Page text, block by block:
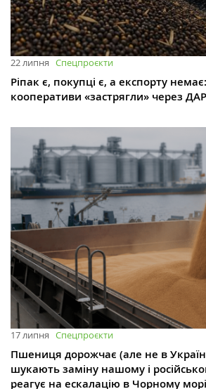
22 липня Спецпроєкти
Ріпак є, покупці є, а експорту
кооперативи «застрягли» через
17 липня Спецпроєкти
Пшениця дорожчає (але не в
шукають заміну нашому і
реагує на ескалацію в Чорному морі